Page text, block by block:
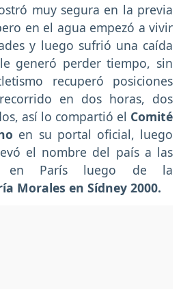
muy segura en la previa
en el agua empezó a vivir
y luego sufrió una caída
generó perder tiempo, sin
recuperó posiciones
en dos horas, dos
así lo compartió el Comité
en su portal oficial, luego
el nombre del país a las
en París luego de la
Morales en Sídney 2000.